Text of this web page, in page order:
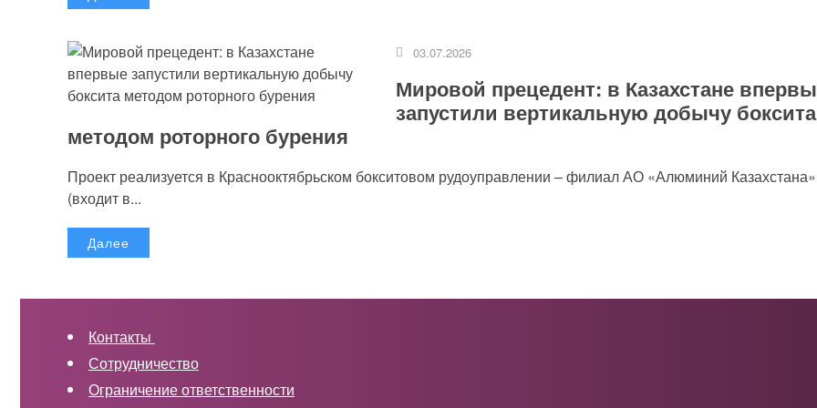
03.07.2026
Мировой прецедент: в Казахстане
запустили вертикальную добычу боксита
методом роторного бурения
Проект реализуется в Краснооктябрьском бокситовом рудоуправлении – филиал АО «Алюминий Казахстана»
(входит в...
Далее
Контакты
Сотрудничество
Ограничение ответственности